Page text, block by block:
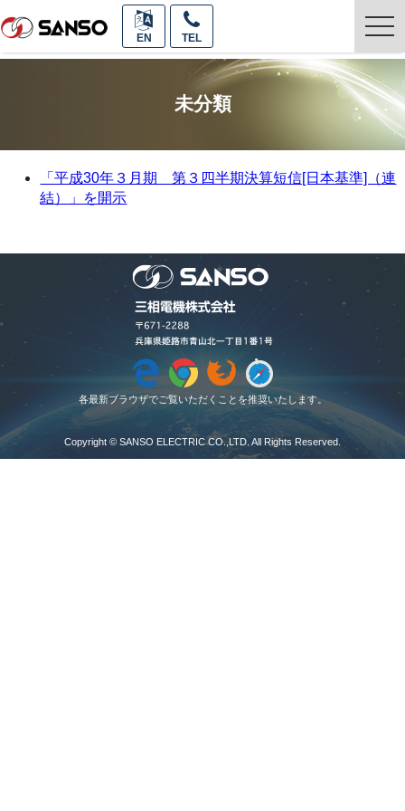
EN TEL
未分類
「平成30年３月期 第３四半期決算短信[日本基準]（連
結）」を開示
各最新ブラウザでご覧いただくことを推奨いたします。
Copyright © SANSO ELECTRIC CO.,LTD. All Rights Reserved.